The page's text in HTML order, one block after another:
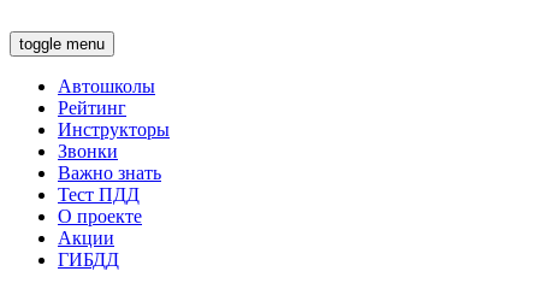
toggle menu
Автошколы
Рейтинг
Инструкторы
Звонки
Важно знать
Тест ПДД
О проекте
Акции
ГИБДД